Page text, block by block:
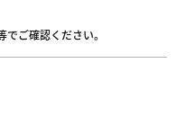
ご確認ください。